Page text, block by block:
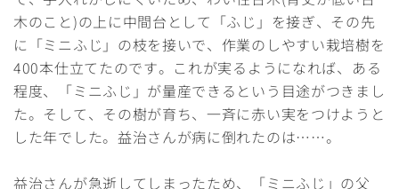
木のこと)の上に中間台として「ふじ」を接ぎ、その先
に「ミニふじ」の枝を接いで、作業のしやすい栽培樹を
400本仕立てたのです。これが実るようになれば、ある
程度、「ミニふじ」が量産できるという目途がつきまし
た。そして、その樹が育ち、一斉に赤い実をつけようと
した年でした。益治さんが病に倒れたのは……。
益治さんが急逝してしまったため、「ミニふじ」の父